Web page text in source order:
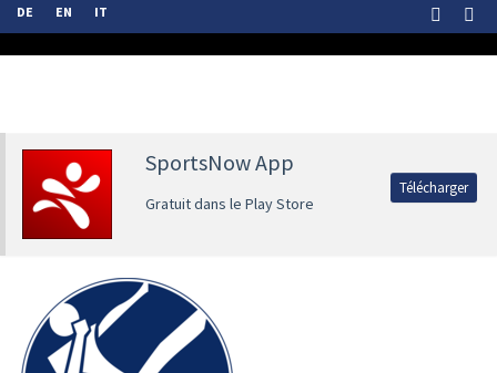
DE EN IT
SportsNow App
Gratuit dans le Play Store
Télécharger